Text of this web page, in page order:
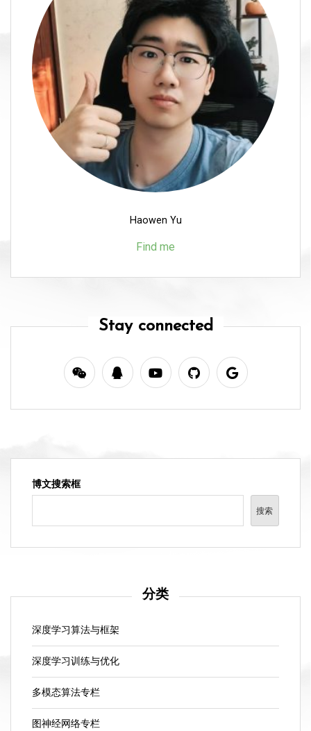
Haowen Yu
Find me
Stay connected
博文搜索框
搜索
分类
深度学习算法与框架
深度学习训练与优化
多模态算法专栏
图神经网络专栏